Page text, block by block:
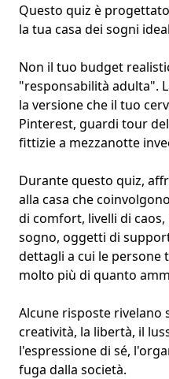
Questo quiz è
la tua casa dei sogni
Non il tuo budget
"responsabilità adulta".
la versione che il tuo
Pinterest, guardi tour
fittizie a mezzanotte
Durante questo quiz,
alla casa che
di comfort, livelli di
sogno, oggetti di
dettagli a cui le persone
molto più di quanto
Alcune risposte rivelano
creatività, la libertà, il
l'espressione di sé,
fuga dalla società.